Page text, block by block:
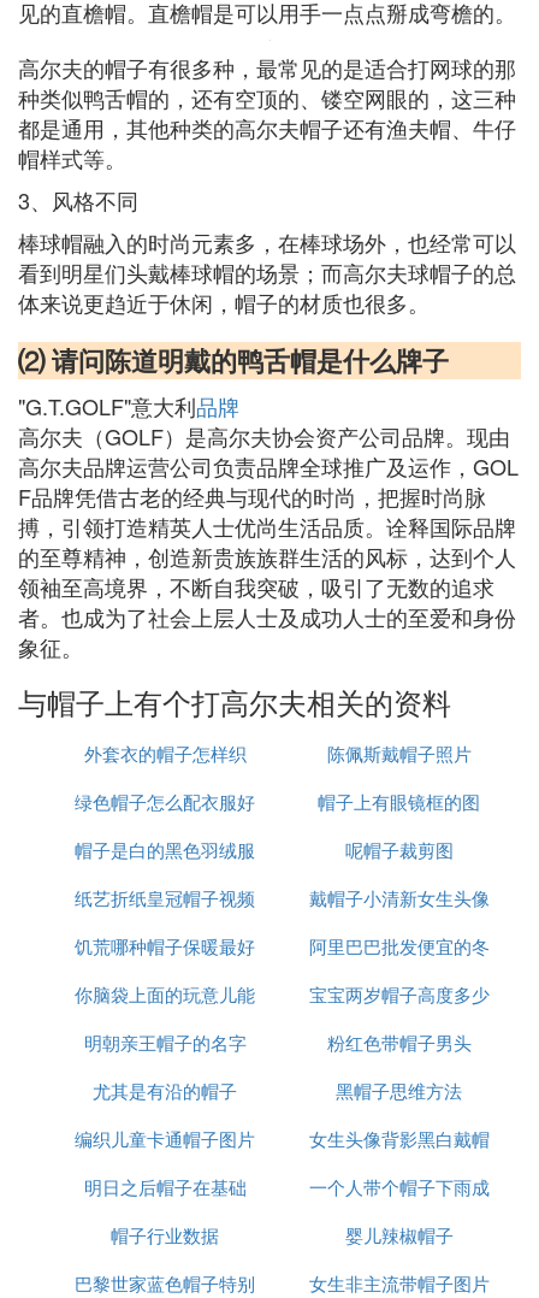
见的直檐帽。直檐帽是可以用手一点点掰成弯檐的。
高尔夫的帽子有很多种，最常见的是适合打网球的那
种类似鸭舌帽的，还有空顶的、镂空网眼的，这三种
都是通用，其他种类的高尔夫帽子还有渔夫帽、牛仔
帽样式等。
3、风格不同
棒球帽融入的时尚元素多，在棒球场外，也经常可以
看到明星们头戴棒球帽的场景；而高尔夫球帽子的总
体来说更趋近于休闲，帽子的材质也很多。
⑵ 请问陈道明戴的鸭舌帽是什么牌子
"G.T.GOLF"意大利品牌
高尔夫（GOLF）是高尔夫协会资产公司品牌。现由
高尔夫品牌运营公司负责品牌全球推广及运作，GOL
F品牌凭借古老的经典与现代的时尚，把握时尚脉
搏，引领打造精英人士优尚生活品质。诠释国际品牌
的至尊精神，创造新贵族族群生活的风标，达到个人
领袖至高境界，不断自我突破，吸引了无数的追求
者。也成为了社会上层人士及成功人士的至爱和身份
象征。
与帽子上有个打高尔夫相关的资料
外套衣的帽子怎样织
陈佩斯戴帽子照片
绿色帽子怎么配衣服好
看图片
帽子上有眼镜框的图
帽子是白的黑色羽绒服
呢帽子裁剪图
纸艺折纸皇冠帽子视频
戴帽子小清新女生头像
饥荒哪种帽子保暖最好
阿里巴巴批发便宜的冬
天帽子
你脑袋上面的玩意儿能
算个帽子吗
宝宝两岁帽子高度多少
厘米
明朝亲王帽子的名字
粉红色带帽子男头
尤其是有沿的帽子
黑帽子思维方法
编织儿童卡通帽子图片
大全
女生头像背影黑白戴帽
子
明日之后帽子在基础
一个人带个帽子下雨成
语
帽子行业数据
婴儿辣椒帽子
巴黎世家蓝色帽子特别
女生非主流带帽子图片